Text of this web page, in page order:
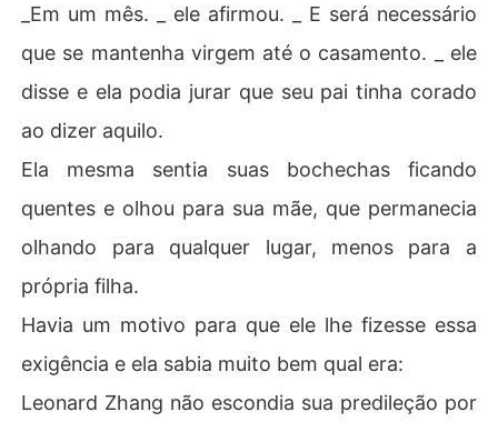
_Em um mês. _ ele afirmou. _ E será necessário
que se mantenha virgem até o casamento. _ ele
disse e ela podia jurar que seu pai tinha corado
ao dizer aquilo.
Ela mesma sentia suas bochechas ficando
quentes e olhou para sua mãe, que permanecia
olhando para qualquer lugar, menos para a
própria filha.
Havia um motivo para que ele lhe fizesse essa
exigência e ela sabia muito bem qual era:
Leonard Zhang não escondia sua predileção por